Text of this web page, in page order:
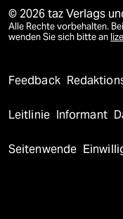
© 2026 taz Verlags
Alle Rechte vorbehalten.
wenden Sie sich bitte an
Feedback
Leitlinie Informant
Seitenwende